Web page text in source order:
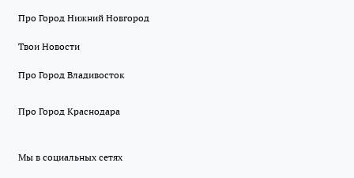
Про Город Нижний Новгород
Твои Новости
Про Город Владивосток
Про Город Краснодара
Мы в социальных сетях